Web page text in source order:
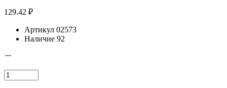
129.42 ₽
Артикул 02573
Наличие 92